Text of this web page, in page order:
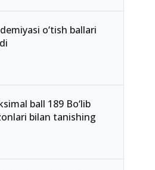
o‘tish ballari
ball 189 Bo‘lib
bilan tanishing